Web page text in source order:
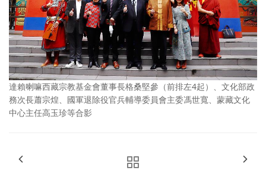
達賴喇嘛西藏宗教基金會董事長格桑堅參（前排左4起）、文化部政
務次長蕭宗煌、國軍退除役官兵輔導委員會主委馮世寬、蒙藏文化
中心主任高玉珍等合影